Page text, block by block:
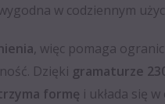
w codziennym
, więc pomaga
Dzięki gramaturze
formę i układa się